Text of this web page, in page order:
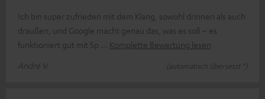
Ich bin super zufrieden mit dem Klang, sowohl drinnen als auch
draußen, und Google macht genau das, was es soll – es
funktioniert gut mit Sp
Komplette Bewertung lesen
Andre V.
(automatisch übersetzt *)